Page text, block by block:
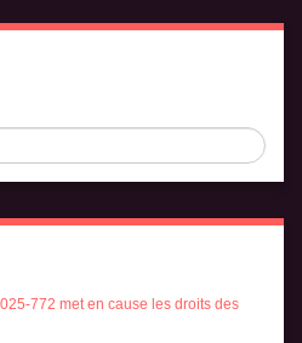
772 met en cause les droits des